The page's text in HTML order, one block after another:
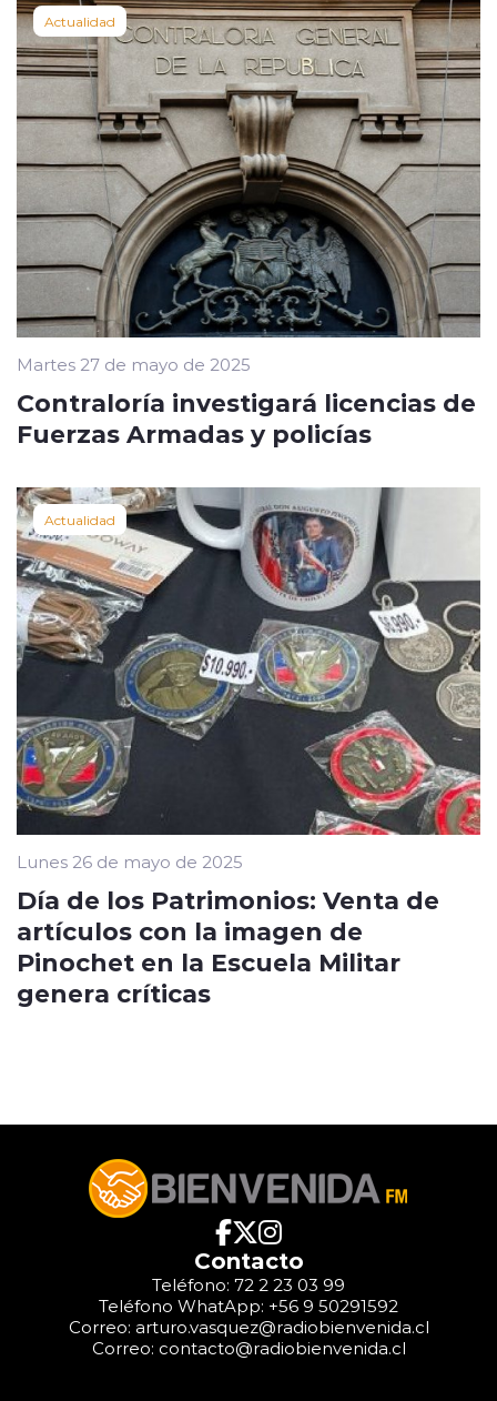
Actualidad
Martes 27 de mayo de 2025
Contraloría investigará licencias de
Fuerzas Armadas y policías
Actualidad
Lunes 26 de mayo de 2025
Día de los Patrimonios: Venta de
artículos con la imagen de
Pinochet en la Escuela Militar
genera críticas
Contacto
Teléfono: 72 2 23 03 99
Teléfono WhatApp: +56 9 50291592
Correo: arturo.vasquez@radiobienvenida.cl
Correo: contacto@radiobienvenida.cl